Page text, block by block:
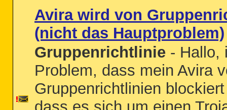
Avira wird von
(nicht das Hauptproblem)
Gruppenrichtlinie - Hallo,
Problem, dass mein Avira
Gruppenrichtlinien